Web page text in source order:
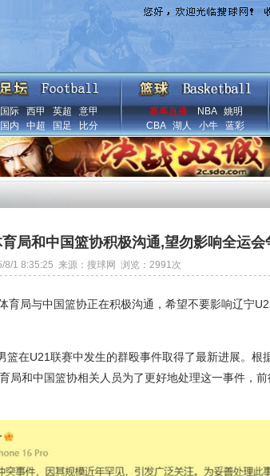
国际 西甲 英超
意甲
国内
中超 国足 比分
赛事直播 NBA
姚明
CBA
湖人 小牛 蓝彩
局和中国篮协积极沟通,望勿影响全运会
8/1 8:35:25 来源：搜球网 浏览： 2991次
育局与中国篮协正在积极沟通，希望不要影响辽宁
篮在U21联赛中发生的群殴事件取得了最新进展。根
局和中国篮协相关人员为了更好地处理这一事件，